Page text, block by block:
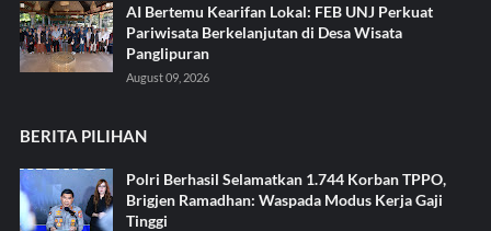
AI Bertemu Kearifan Lokal: FEB UNJ Perkuat
Pariwisata Berkelanjutan di Desa Wisata
Panglipuran
August 09, 2026
BERITA PILIHAN
Polri Berhasil Selamatkan 1.744 Korban TPPO,
Brigjen Ramadhan: Waspada Modus Kerja Gaji
Tinggi